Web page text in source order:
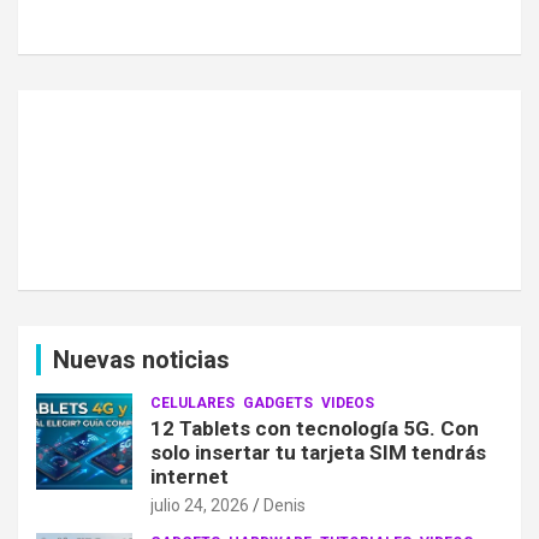
Nuevas noticias
CELULARES GADGETS VIDEOS
12 Tablets con tecnología 5G. Con
solo insertar tu tarjeta SIM tendrás
internet
julio 24, 2026 Denis